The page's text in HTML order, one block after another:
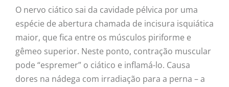
O nervo ciático sai da cavidade pélvica por uma
espécie de abertura chamada de incisura isquiática
maior, que fica entre os músculos piriforme e
gêmeo superior. Neste ponto, contração muscular
pode “espremer” o ciático e inflamá-lo. Causa
dores na nádega com irradiação para a perna – a